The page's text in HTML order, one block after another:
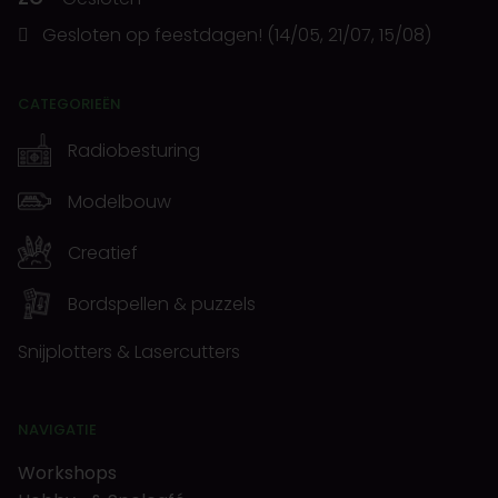
Gesloten op feestdagen! (14/05, 21/07, 15/08)
CATEGORIEËN
Radiobesturing
Modelbouw
Creatief
Bordspellen & puzzels
Snijplotters & Lasercutters
NAVIGATIE
Workshops